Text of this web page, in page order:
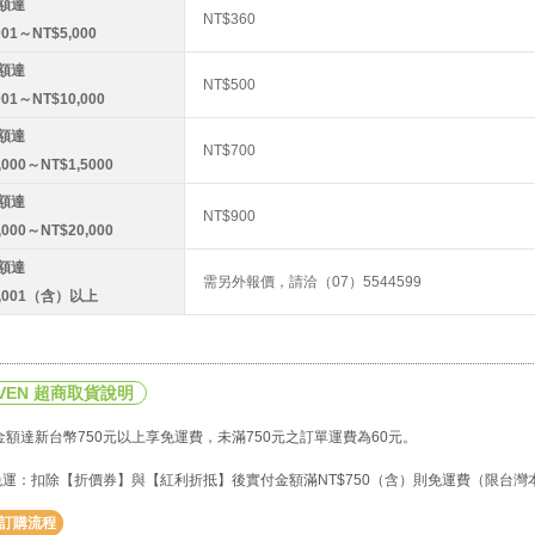
達
～NT$5,000
NT$360
達
～NT$10,000
NT$500
達
～NT$1,5000
NT$700
達
～NT$20,000
NT$900
達
（含）以上
需另外報價，請洽（07）5544599
超商取貨說明
額達新台幣750元以上享免運費，未滿750元之訂單運費為60元。
：扣除【折價券】與【紅利折抵】後實付金額滿NT$750（含）則免運費（限台灣
購流程